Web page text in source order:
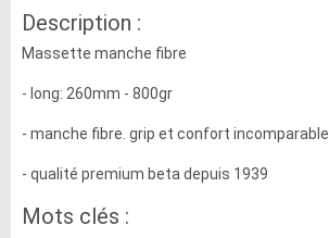
Description :
Massette manche fibre
- long: 260mm - 800gr
- manche fibre. grip et confort incomparable
- qualité premium beta depuis 1939
Mots clés :